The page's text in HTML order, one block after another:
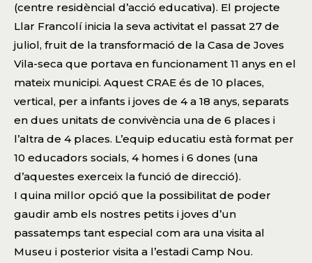
(centre residèncial d’acció educativa). El projecte
Llar Francolí inicia la seva activitat el passat 27 de
juliol, fruit de la transformació de la Casa de Joves
Vila-seca que portava en funcionament 11 anys en el
mateix municipi. Aquest CRAE és de 10 places,
vertical, per a infants i joves de 4 a 18 anys, separats
en dues unitats de convivència una de 6 places i
l’altra de 4 places. L’equip educatiu està format per
10 educadors socials, 4 homes i 6 dones (una
d’aquestes exerceix la funció de direcció).
I quina millor opció que la possibilitat de poder
gaudir amb els nostres petits i joves d’un
passatemps tant especial com ara una visita al
Museu i posterior visita a l’estadi Camp Nou.